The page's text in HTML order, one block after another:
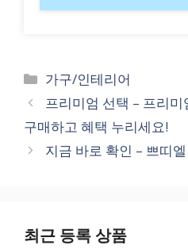
Categories
가구/인테리어
프리미엄 선택 – 프리
구매하고 혜택 누리세요!
지금 바로 확인 – 쁘띠
최근 등록 상품